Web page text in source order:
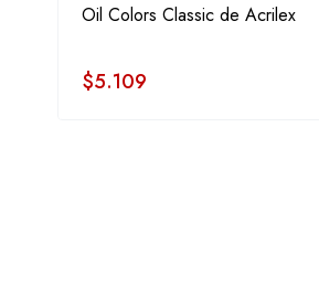
Oil Colors Classic de Acrilex
$5.109